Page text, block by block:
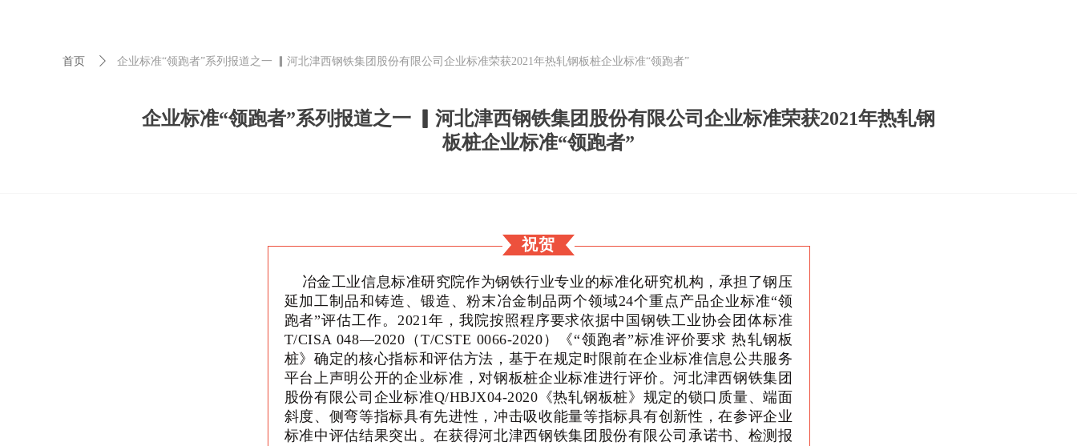
企业标准“领跑者”系列报道之一 ▎河北津西钢铁集团股份有限公司企业标准荣获2021年热轧钢
板桩企业标准“领跑者”
首页 ꄲ 企业标准“领跑者”系列报道之一 ▎河北津西钢铁集团股份有限公司企业标准荣获2021年热轧钢板桩企业标准“领跑者”
首页
祝贺
冶金工业信息标准研究院作为钢铁行业专业的标准化研究机构，承担了钢压
延加工制品和铸造、锻造、粉末冶金制品两个领域24个重点产品企业标准“领
跑者”评估工作。2021年，我院按照程序要求依据中国钢铁工业协会团体标准
T/CISA 048—2020（T/CSTE 0066-2020）《“领跑者”标准评价要求 热轧钢板
桩》确定的核心指标和评估方法，基于在规定时限前在企业标准信息公共服务
平台上声明公开的企业标准，对钢板桩企业标准进行评价。河北津西钢铁集团
股份有限公司企业标准Q/HBJX04-2020《热轧钢板桩》规定的锁口质量、端面
斜度、侧弯等指标具有先进性，冲击吸收能量等指标具有创新性，在参评企业
标准中评估结果突出。在获得河北津西钢铁集团股份有限公司承诺书、检测报